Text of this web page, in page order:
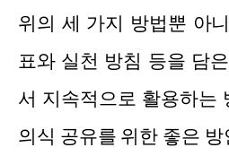
위의 세 가지 방법뿐 아
표와 실천 방침 등을 담
서 지속적으로 활용하는
의식 공유를 위한 좋은 방